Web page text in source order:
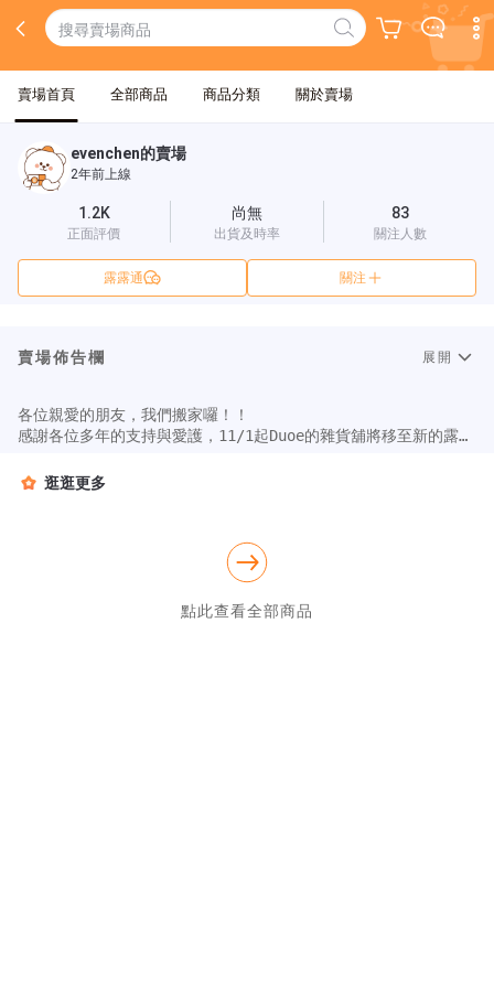
賣場首頁 全部商品 商品分類 關於賣場
evenchen的賣場
2年前上線
1.2K
正面評價
尚無
出貨及時率
83
關注人數
露露通 關注
賣場佈告欄 展開
各位親愛的朋友，我們搬家囉！！
感謝各位多年的支持與愛護，11/1起Duoe的雜貨舖將移至新的露天
此賣場將營業至10/31，期間訂單會繼續出貨，歡迎舊雨新知至我
逛逛更多
點此查看全部商品